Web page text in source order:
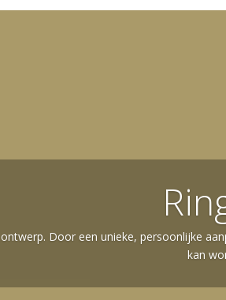
Door een unieke, persoonlijke
kan